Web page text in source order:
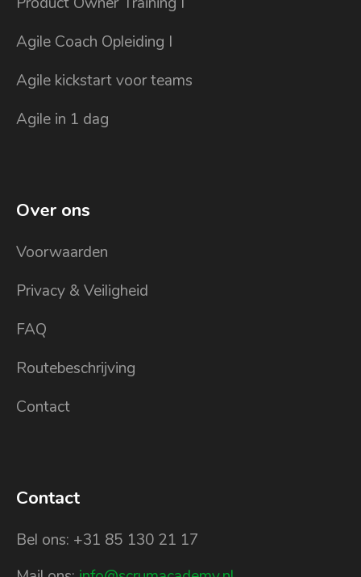
Agile Coach Opleiding I
Agile kickstart voor teams
Agile in 1 dag
Over ons
Voorwaarden
Privacy & Veiligheid
FAQ
Routebeschrijving
Contact
Contact
Bel ons: +31 85 130 21 17